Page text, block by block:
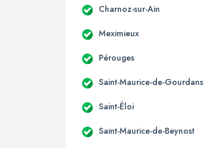
Charnoz-sur-Ain
Meximieux
Pérouges
Saint-Maurice-de-Gourdans
Saint-Éloi
Saint-Maurice-de-Beynost